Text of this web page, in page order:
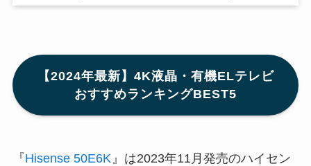
【2024年最新】4K液晶・有機ELテレビ
おすすめランキングBEST5
『Hisense 50E6K』は2023年11月発売のハイセン